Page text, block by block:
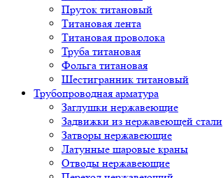
Пруток титановый
Титановая лента
Титановая проволока
Труба титановая
Фольга титановая
Шестигранник титановый
Трубопроводная арматура
Заглушки нержавеющие
Задвижки из нержавеющей стали
Затворы нержавеющие
Латунные шаровые краны
Отводы нержавеющие